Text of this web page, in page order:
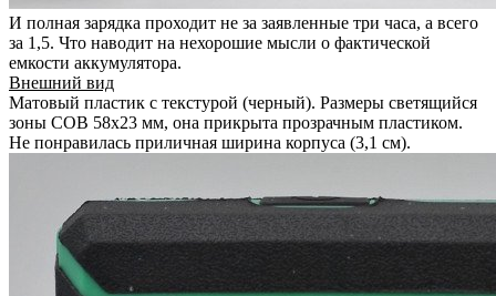
И полная зарядка проходит не за заявленные три часа, а всего
за 1,5. Что наводит на нехорошие мысли о фактической
емкости аккумулятора.
Внешний вид
Матовый пластик с текстурой (черный). Размеры светящийся
зоны COB 58х23 мм, она прикрыта прозрачным пластиком.
Не понравилась приличная ширина корпуса (3,1 см).